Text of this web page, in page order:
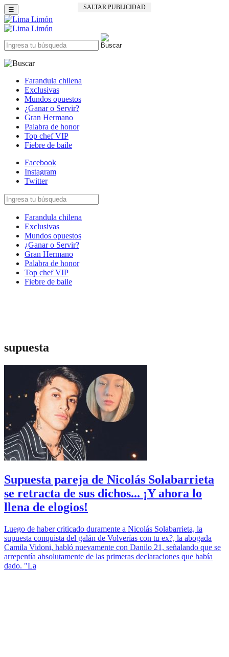
SALTAR PUBLICIDAD
☰
Farandula chilena
Exclusivas
Mundos opuestos
¿Ganar o Servir?
Gran Hermano
Palabra de honor
Top chef VIP
Fiebre de baile
Facebook
Instagram
Twitter
Farandula chilena
Exclusivas
Mundos opuestos
¿Ganar o Servir?
Gran Hermano
Palabra de honor
Top chef VIP
Fiebre de baile
supuesta
Supuesta pareja de Nicolás Solabarrieta
se retracta de sus dichos... ¡Y ahora lo
llena de elogios!
Luego de haber criticado duramente a Nicolás Solabarrieta, la
supuesta conquista del galán de Volverías con tu ex?, la abogada
Camila Vidoni, habló nuevamente con Danilo 21, señalando que se
arrepentía absolutamente de las primeras declaraciones que había
dado. "La